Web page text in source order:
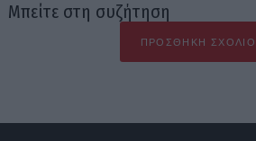
Μπείτε στη συζήτηση
ΠΡΟΣΘΉΚΗ